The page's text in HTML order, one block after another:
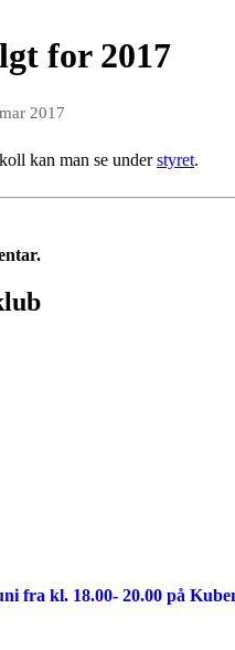
for 2017
2017
kan man se understyret.
fra kl. 18.00- 20.00 på